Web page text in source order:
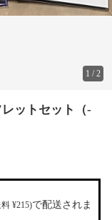
1 /2
ットセット（-
¥215)で配送されま